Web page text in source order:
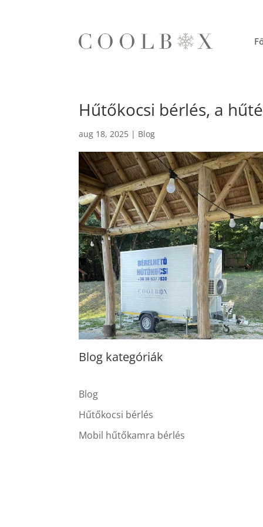
Hűtőkocsi bérlés, a
aug 18, 2025 | Blog
Blog kategóriák
Blog
Hűtőkocsi bérlés
Mobil hűtőkamra bérlés